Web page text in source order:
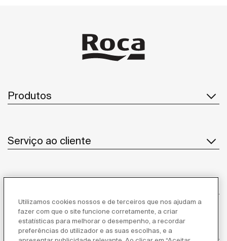
Produtos
Serviço ao cliente
Inspiração
Utilizamos cookies nossos e de terceiros que nos ajudam a
fazer com que o site funcione corretamente, a criar
estatísticas para melhorar o desempenho, a recordar
preferências do utilizador e as suas escolhas, e a